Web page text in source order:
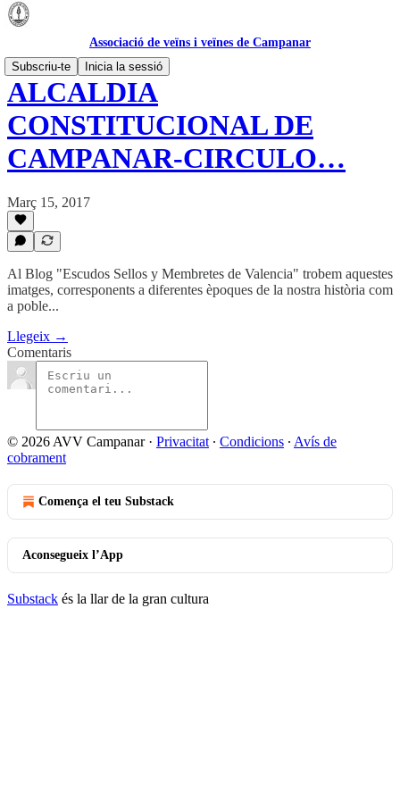
Associació de veïns i veïnes de Campanar
Subscriu-te
Inicia la sessió
ALCALDIA
CONSTITUCIONAL DE
CAMPANAR-CIRCULO…
Març 15, 2017
Al Blog "Escudos Sellos y Membretes de Valencia" trobem aquestes
imatges, corresponents a diferentes èpoques de la nostra història com
a poble...
Llegeix →
Comentaris
© 2026 AVV Campanar· Privacitat ∙ Condicions ∙ Avís de
cobrament
Comença el teu Substack
Aconsegueix l’App
Substack és la llar de la gran cultura